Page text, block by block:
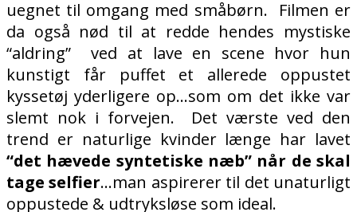
uegnet til omgang med småbørn.
Filmen er
da også nød til at redde hendes mystiske
“aldring” ved at lave en scene hvor hun
kunstigt får puffet et allerede oppustet
kyssetøj yderligere op…som om det ikke var
slemt nok i forvejen.
Det værste ved den
trend er naturlige kvinder længe har lavet
“det hævede syntetiske næb” når de skal
tage selfier…man aspirerer til det unaturligt
oppustede & udtryksløse som ideal.